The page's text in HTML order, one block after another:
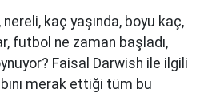
kaç yaşında, boyu kaç,
futbol ne zaman başladı,
Faisal Darwish ile ilgili
merak ettiği tüm bu